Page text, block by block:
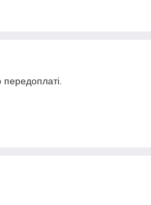
передоплаті.